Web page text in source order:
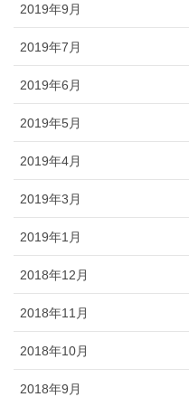
2019年9月
2019年7月
2019年6月
2019年5月
2019年4月
2019年3月
2019年1月
2018年12月
2018年11月
2018年10月
2018年9月